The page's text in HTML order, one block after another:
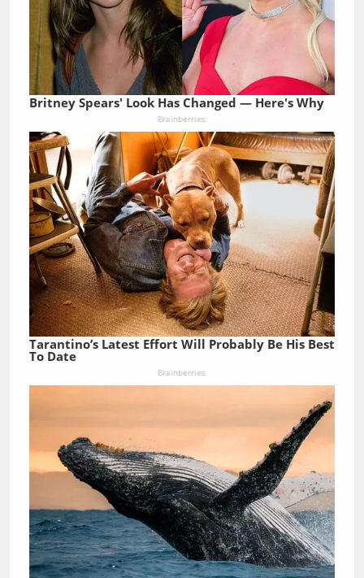
Britney Spears' Look Has Changed — Here's Why
Brainberries
Tarantino’s Latest Effort Will Probably Be His Best
To Date
Brainberries